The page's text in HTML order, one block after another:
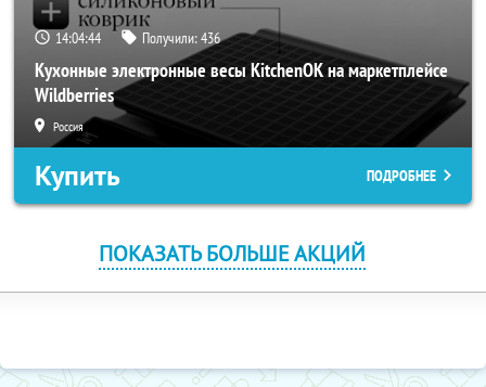
14:04:43 Получили:436
Кухонные электронные весы KitchenOK на маркетплейсе
Wildberries
Россия
Купить ПОДРОБНЕЕ
ПОКАЗАТЬ БОЛЬШЕ АКЦИЙ